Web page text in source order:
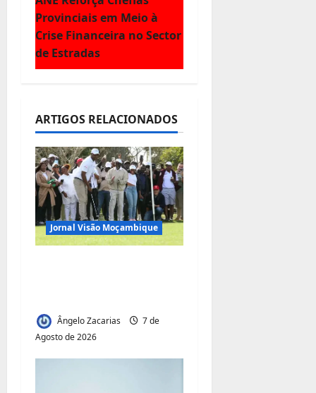
g
a
ç
ã
o
d
e
a
r
i
g
Provinciais em Meio à
Crise Financeira no Sector
de Estradas
ARTIGOS RELACIONADOS
Jornal Visão Moçambique
Ângelo Zacarias
7 de
Agosto de 2026